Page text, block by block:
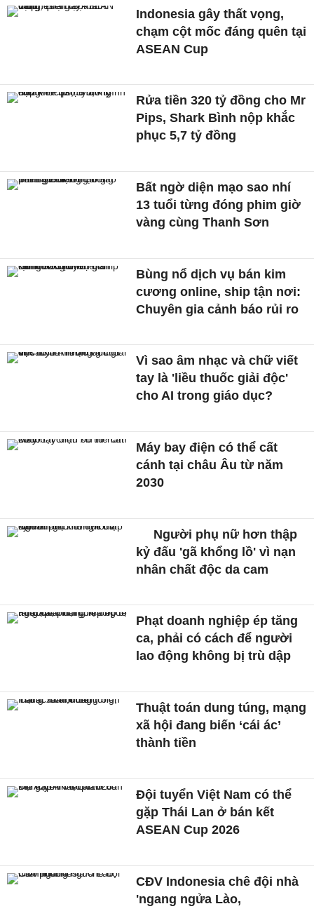
Indonesia gây thất vọng,
chạm cột mốc đáng quên tại
ASEAN Cup
Rửa tiền 320 tỷ đồng cho Mr
Pips, Shark Bình nộp khắc
phục 5,7 tỷ đồng
Bất ngờ diện mạo sao nhí
13 tuổi từng đóng phim giờ
vàng cùng Thanh Sơn
Bùng nổ dịch vụ bán kim
cương online, ship tận nơi:
Chuyên gia cảnh báo rủi ro
Vì sao âm nhạc và chữ viết
tay là 'liều thuốc giải độc'
cho AI trong giáo dục?
Máy bay điện có thể cất
cánh tại châu Âu từ năm
2030
Người phụ nữ hơn thập
kỷ đấu 'gã khổng lồ' vì nạn
nhân chất độc da cam
Phạt doanh nghiệp ép tăng
ca, phải có cách để người
lao động không bị trù dập
Thuật toán dung túng, mạng
xã hội đang biến ‘cái ác’
thành tiền
Đội tuyển Việt Nam có thể
gặp Thái Lan ở bán kết
ASEAN Cup 2026
CĐV Indonesia chê đội nhà
'ngang ngửa Lào,